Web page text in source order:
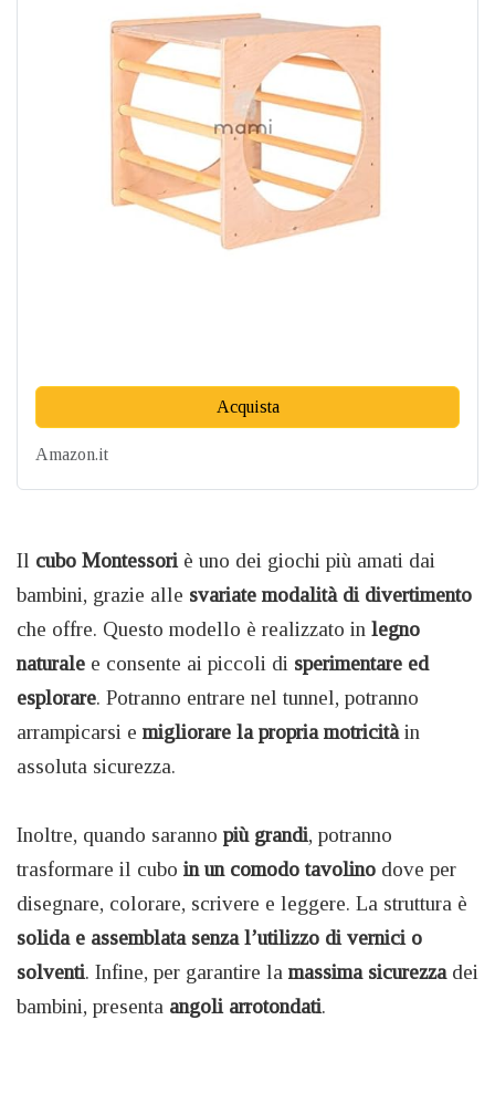
Acquista
Amazon.it
Il cubo Montessoriè uno dei giochi più amati dai
bambini, grazie alle svariate modalità di divertimento
che offre. Questo modello è realizzato in legno
naturale e consente ai piccoli di sperimentare ed
esplorare. Potranno entrare nel tunnel, potranno
arrampicarsi e migliorare la propria motricitàin
assoluta sicurezza.
Inoltre, quando saranno più grandi, potranno
trasformare il cubo in un comodo tavolino dove per
disegnare, colorare, scrivere e leggere. La struttura è
solida e assemblata senza l’utilizzo di vernici o
solventi. Infine, per garantire la massima sicurezzadei
bambini, presenta angoli arrotondati.